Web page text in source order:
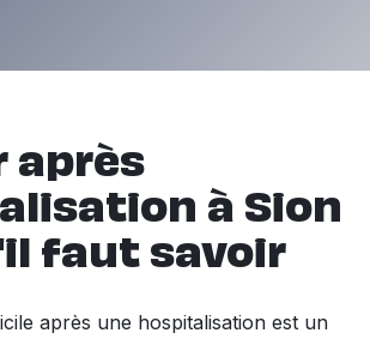
après
à Sion
faut savoir
après une hospitalisation est un